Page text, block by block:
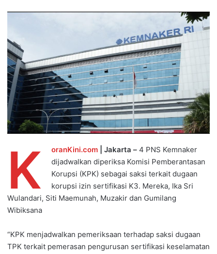
K oranKini.com | Jakarta – 4 PNS Kemnaker
dijadwalkan diperiksa Komisi Pemberantasan
Korupsi (KPK) sebagai saksi terkait dugaan
korupsi izin sertifikasi K3. Mereka, Ika Sri
Wulandari, Siti Maemunah, Muzakir dan Gumilang
Wibiksana
“KPK menjadwalkan pemeriksaan terhadap saksi dugaan
TPK terkait pemerasan pengurusan sertifikasi keselamatan